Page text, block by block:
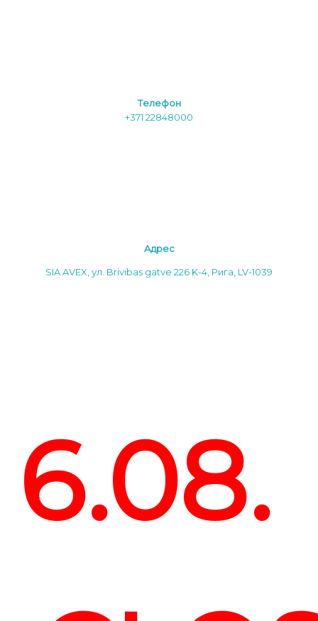
Tелефон
+371 22848000
Aдреc
SIA AVEX, ул. Brivibas gatve 226 K-4, Рига, LV-1039
6.08.